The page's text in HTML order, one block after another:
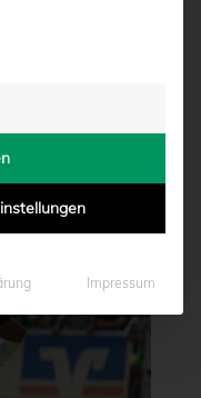
- 18:40
Impressum